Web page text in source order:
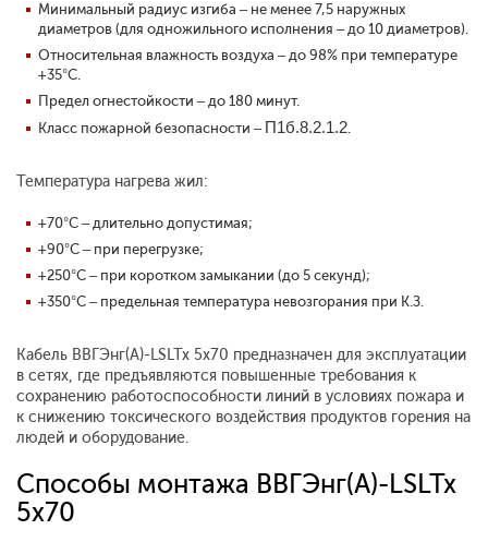
Минимальный радиус изгиба – не менее 7,5 наружных
диаметров (для одножильного исполнения – до 10 диаметров).
Относительная влажность воздуха – до 98% при температуре
+35°С.
Предел огнестойкости – до 180 минут.
Класс пожарной безопасности – П1б.8.2.1.2.
Температура нагрева жил:
+70°С – длительно допустимая;
+90°С – при перегрузке;
+250°С – при коротком замыкании (до 5 секунд);
+350°С – предельная температура невозгорания при К.З.
Кабель ВВГЭнг(А)-LSLTx 5x70 предназначен для эксплуатации
в сетях, где предъявляются повышенные требования к
сохранению работоспособности линий в условиях пожара и
к снижению токсического воздействия продуктов горения на
людей и оборудование.
Способы монтажа ВВГЭнг(А)-LSLTx
5x70